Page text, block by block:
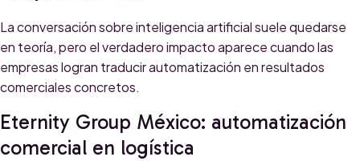
La conversación sobre inteligencia artificial suele quedarse
en teoría, pero el verdadero impacto aparece cuando las
empresas logran traducir automatización en resultados
comerciales concretos.
Eternity Group México: automatización
comercial en logística